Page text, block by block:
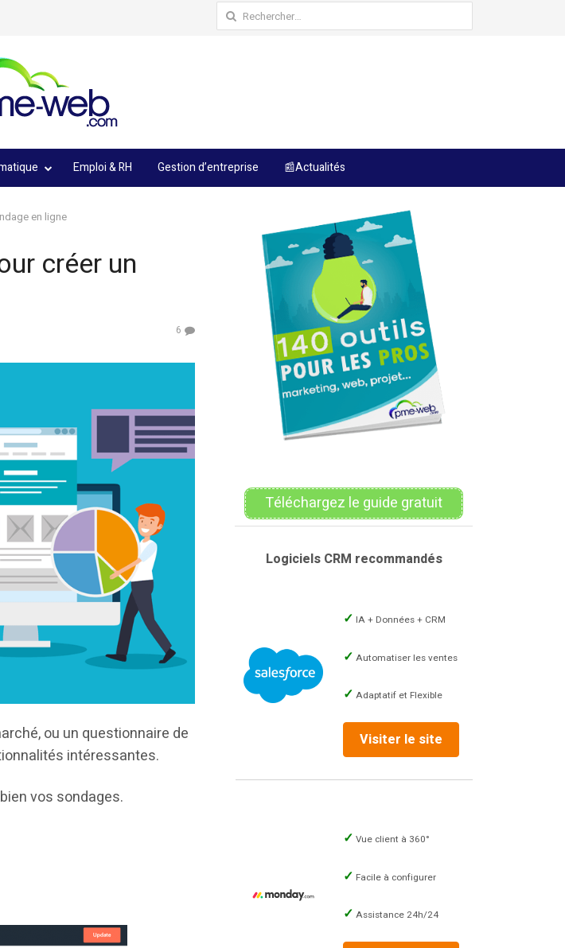
Rechercher :
Emploi & RH Gestion d’entreprise 📰Actualités
en ligne
créer un
6
ou un questionnaire de
intéressantes.
vos sondages.
Téléchargez le guide gratuit
Logiciels CRM recommandés
IA + Données + CRM
Automatiser les ventes
Adaptatif et Flexible
Visiter le site
Vue client à 360°
Facile à configurer
Assistance 24h/24